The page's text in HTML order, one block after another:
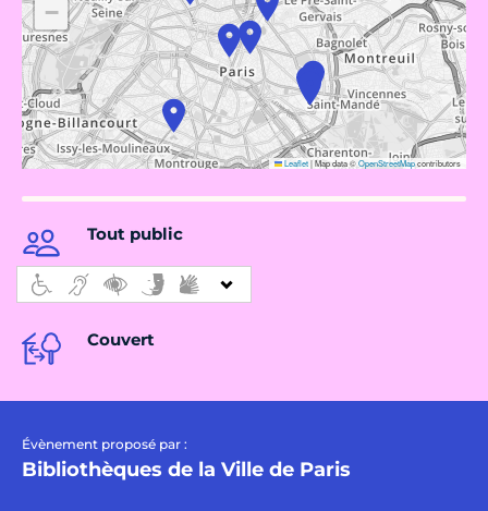
−
Leaflet|Map data ©OpenStreetMapcontributors
Tout public
Couvert
Évènement proposé par :
Bibliothèques de la Ville de Paris